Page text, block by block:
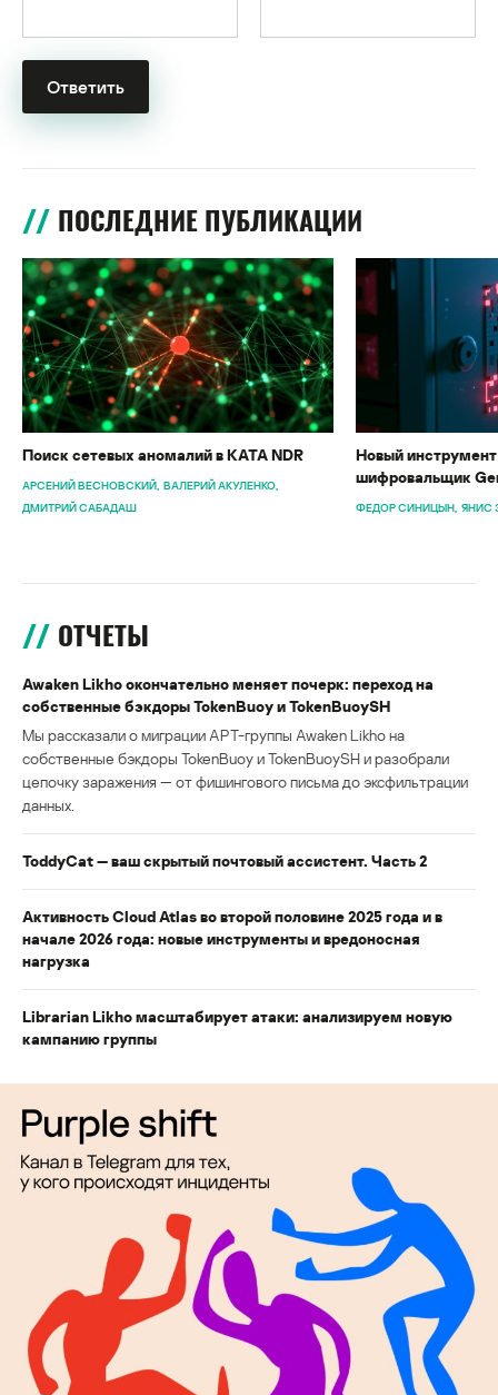
ПОСЛЕДНИЕ ПУБЛИКАЦИИ
Поиск сетевых аномалий в KATA NDR
АРСЕНИЙ ВЕСНОВСКИЙ ВАЛЕРИЙ АКУЛЕНКО
ДМИТРИЙ САБАДАШ
Новый
шифровальщик
ФЕДОР СИНИЦЫН ЯНИС
ОТЧЕТЫ
Awaken Likho окончательно меняет почерк: переход на
собственные бэкдоры TokenBuoy и TokenBuoySH
Мы рассказали о миграции APT-группы Awaken Likho на
собственные бэкдоры TokenBuoy и TokenBuoySH и разобрали
цепочку заражения — от фишингового письма до эксфильтрации
данных.
ToddyCat — ваш скрытый почтовый ассистент. Часть 2
Активность Cloud Atlas во второй половине 2025 года и в
начале 2026 года: новые инструменты и вредоносная
нагрузка
Librarian Likho масштабирует атаки: анализируем новую
кампанию группы